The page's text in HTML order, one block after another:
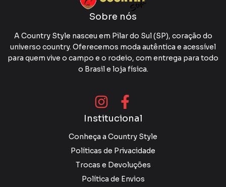
Sobre nós
A Country Style nasceu em Pilar do Sul (SP), coração do
universo country. Oferecemos moda autêntica e acessível
para quem vive o campo e o rodeio, com entrega para todo
o Brasil e loja física.
Institucional
Conheça a Country Style
Políticas de Privacidade
Trocas e Devoluções
Política de Envios